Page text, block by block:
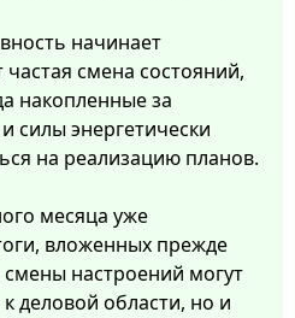
начинает
смена состояний,
накопленные за
силы энергетически
на реализацию планов.
месяца уже
вложенных прежде
настроений могут
деловой области, но и